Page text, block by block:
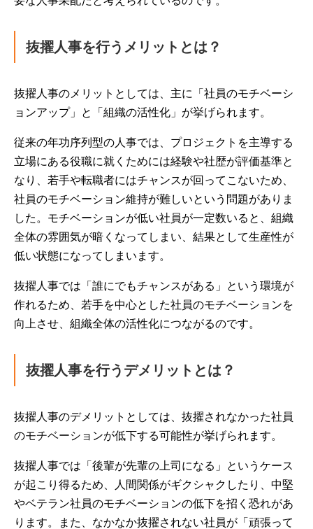
抜擢人事を行うメリットとは？
抜擢人事のメリットとしては、主に「社員のモチベーシ
ョンアップ」と「組織の活性化」が挙げられます。
従来の年功序列型の人事では、プロジェクトを主導する
立場にある役職に就くためには経験や社歴が評価基準と
なり、若手や転職者にはチャンスが回ってこないため、
社員のモチベーション維持が難しいという問題がありま
した。モチベーションが低い社員が一定数いると、組織
全体の雰囲気が暗くなってしまい、結果として生産性が
低い状態になってしまいます。
抜擢人事では「誰にでもチャンスがある」という環境が
作れるため、若手を中心とした社員のモチベーションを
向上させ、組織全体の活性化につながるのです。
抜擢人事を行うデメリットとは？
抜擢人事のデメリットとしては、抜擢されなかった社員
のモチベーションが低下する可能性が挙げられます。
抜擢人事では「後輩が先輩の上司になる」というケース
が起こり得るため、人間関係がギクシャクしたり、中堅
やベテラン社員のモチベーションの低下を招く恐れがあ
ります。また、なかなか抜擢されない社員が「頑張って